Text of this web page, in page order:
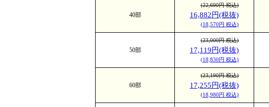
40部
(22,690円 税込)
16,882円(税抜)
(18,570円 税込)
50部
(23,000円 税込)
17,119円(税抜)
(18,830円 税込)
60部
(23,190円 税込)
17,255円(税抜)
(18,980円 税込)